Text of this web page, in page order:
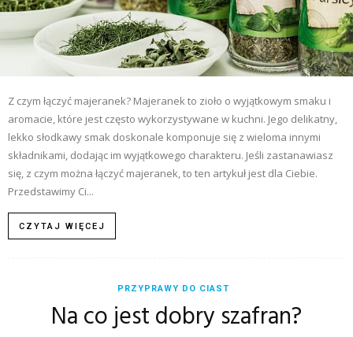
Z czym łączyć majeranek? Majeranek to zioło o wyjątkowym smaku i
aromacie, które jest często wykorzystywane w kuchni. Jego delikatny,
lekko słodkawy smak doskonale komponuje się z wieloma innymi
składnikami, dodając im wyjątkowego charakteru. Jeśli zastanawiasz
się, z czym można łączyć majeranek, to ten artykuł jest dla Ciebie.
Przedstawimy Ci...
CZYTAJ WIĘCEJ
PRZYPRAWY DO CIAST
Na co jest dobry szafran?